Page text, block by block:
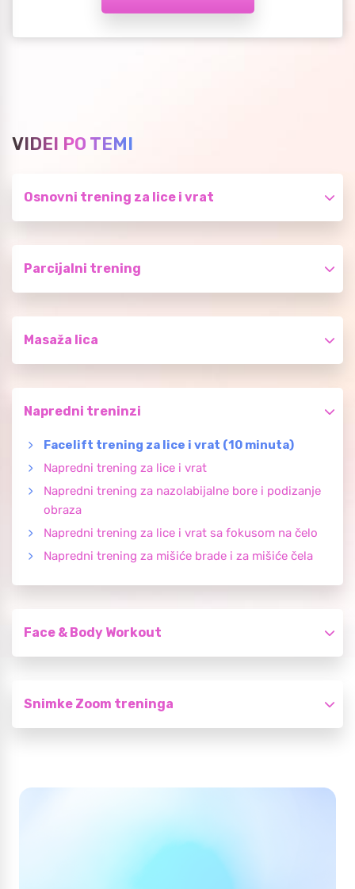
VIDEI PO TEMI
Osnovni trening za lice i vrat
Parcijalni trening
Masaža lica
Napredni treninzi
Facelift trening za lice i vrat (10 minuta)
Napredni trening za lice i vrat
Napredni trening za nazolabijalne bore i podizanje
obraza
Napredni trening za lice i vrat sa fokusom na čelo
Napredni trening za mišiće brade i za mišiće čela
Face & Body Workout
Snimke Zoom treninga